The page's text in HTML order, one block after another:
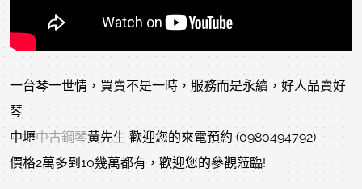
一台琴一世情，買賣不是一時，服務而是永續，好人品賣好
琴
中壢中古鋼琴黃先生 歡迎您的來電預約 (0980494792)
價格2萬多到10幾萬都有，歡迎您的參觀蒞臨!